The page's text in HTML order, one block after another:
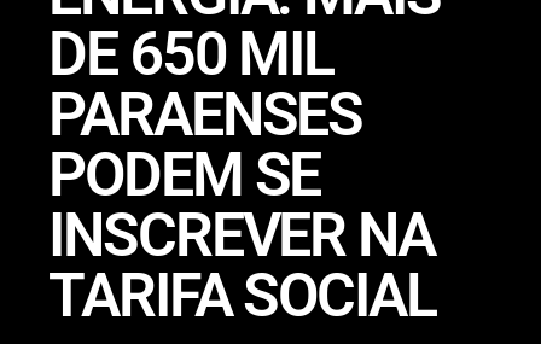
DE 650 MIL
PARAENSES
PODEM SE
INSCREVER NA
TARIFA SOCIAL